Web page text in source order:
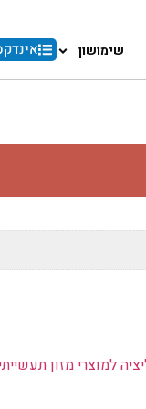
שימושון
למוצרי מזון